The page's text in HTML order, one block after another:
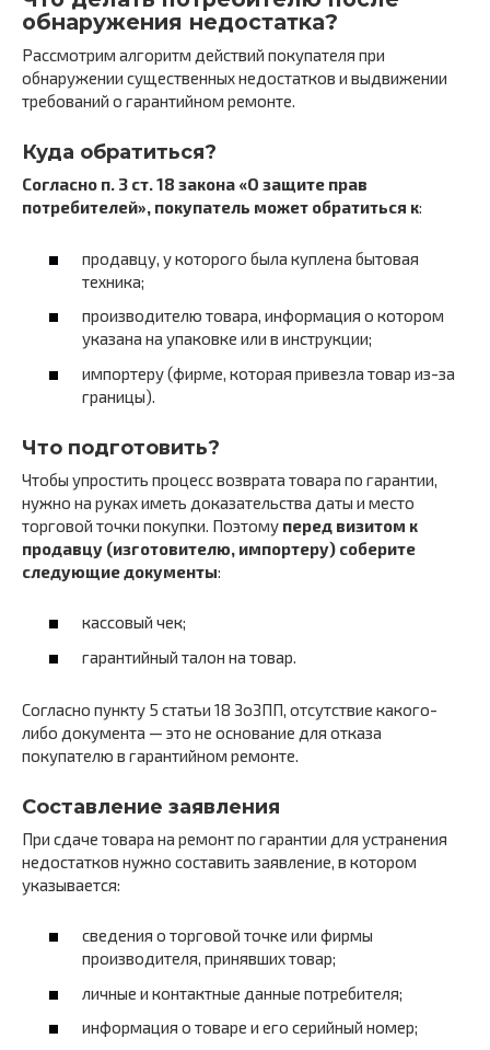
обнаружения недостатка?
Рассмотрим алгоритм действий покупателя при
обнаружении существенных недостатков и выдвижении
требований о гарантийном ремонте.
Куда обратиться?
Согласно п. 3 ст. 18 закона «О защите прав
потребителей», покупатель может обратиться к:
продавцу, у которого была куплена бытовая
техника;
производителю товара, информация о котором
указана на упаковке или в инструкции;
импортеру (фирме, которая привезла товар из-за
границы).
Что подготовить?
Чтобы упростить процесс возврата товара по гарантии,
нужно на руках иметь доказательства даты и место
торговой точки покупки. Поэтому перед визитом к
продавцу (изготовителю, импортеру) соберите
следующие документы:
кассовый чек;
гарантийный талон на товар.
Согласно пункту 5 статьи 18 ЗоЗПП, отсутствие какого-
либо документа — это не основание для отказа
покупателю в гарантийном ремонте.
Составление заявления
При сдаче товара на ремонт по гарантии для устранения
недостатков нужно составить заявление, в котором
указывается:
сведения о торговой точке или фирмы
производителя, принявших товар;
личные и контактные данные потребителя;
информация о товаре и его серийный номер;